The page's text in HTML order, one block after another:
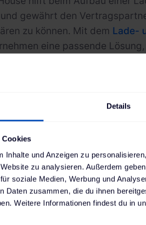
Details
Cookies
Inhalte und Anzeigen zu
zu analysieren. Außerdem
soziale Medien, Werbung und
Daten zusammen, die du ihnen
Weitere Informationen findest du in
gewährt den
zu können. Mit dem Lade-
eine passende
zu erfüllen: Das
örtlichen Gegebenheiten
das bei
kann.
"Der neue Solterra
dem wir die
vorantreiben und
Klimaneutralität